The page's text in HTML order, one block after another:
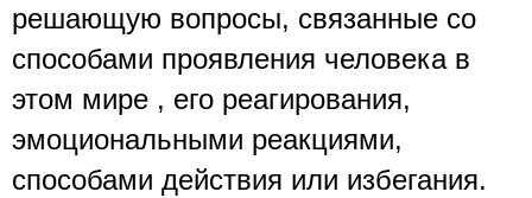
решающую вопросы, связанные со
способами проявления человека в
этом мире , его реагирования,
эмоциональными реакциями,
способами действия или избегания.